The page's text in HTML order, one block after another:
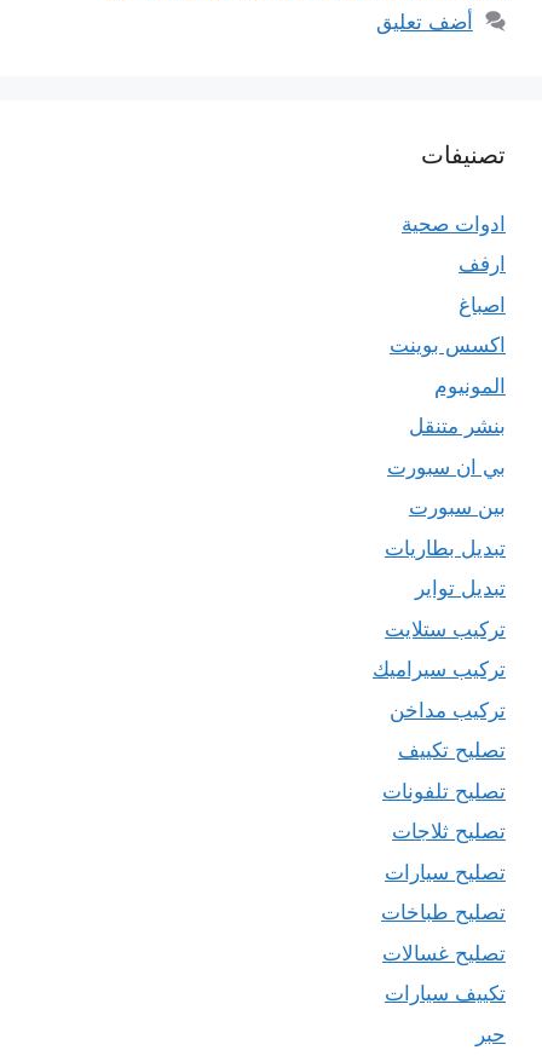
أضف تعليق
تصنيفات
ادوات صحية
ارفف
اصباغ
اكسس بوينت
المونيوم
بنشر متنقل
بي ان سبورت
بين سبورت
تبديل بطاريات
تبديل تواير
تركيب ستلايت
تركيب سيراميك
تركيب مداخن
تصليح تكييف
تصليح تلفونات
تصليح ثلاجات
تصليح سيارات
تصليح طباخات
تصليح غسالات
تكييف سيارات
حبر